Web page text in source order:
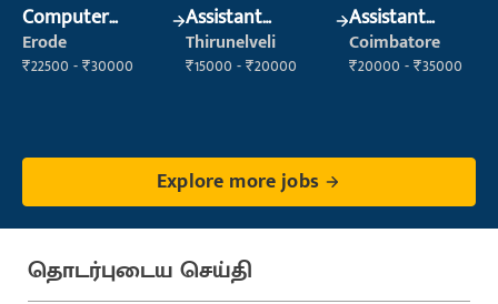
Computer
Operator
Erode
₹22500 - ₹30000
Assistant
Manager
Thirunelveli
₹15000 - ₹20000
Assistant
Manager
Coimbatore
₹20000 - ₹35000
Explore more jobs
தொடர்புடைய செய்தி